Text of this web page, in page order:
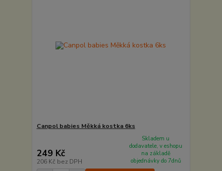
Canpol babies Měkká kostka 6ks
249 Kč
206 Kč bez DPH
Skladem u
dodavatele, v eshopu
na základě
objednávky do 7dnů